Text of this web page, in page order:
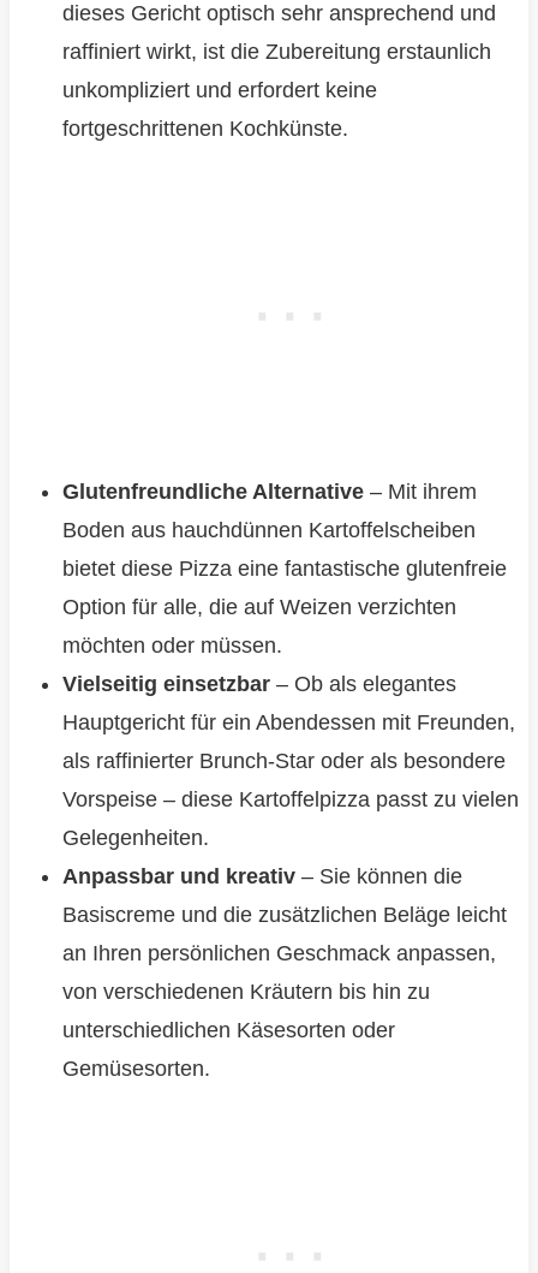
dieses Gericht optisch sehr ansprechend und
raffiniert wirkt, ist die Zubereitung erstaunlich
unkompliziert und erfordert keine
fortgeschrittenen Kochkünste.
Glutenfreundliche Alternative– Mit ihrem
Boden aus hauchdünnen Kartoffelscheiben
bietet diese Pizza eine fantastische glutenfreie
Option für alle, die auf Weizen verzichten
möchten oder müssen.
Vielseitig einsetzbar– Ob als elegantes
Hauptgericht für ein Abendessen mit Freunden,
als raffinierter Brunch-Star oder als besondere
Vorspeise – diese Kartoffelpizza passt zu vielen
Gelegenheiten.
Anpassbar und kreativ– Sie können die
Basiscreme und die zusätzlichen Beläge leicht
an Ihren persönlichen Geschmack anpassen,
von verschiedenen Kräutern bis hin zu
unterschiedlichen Käsesorten oder
Gemüsesorten.